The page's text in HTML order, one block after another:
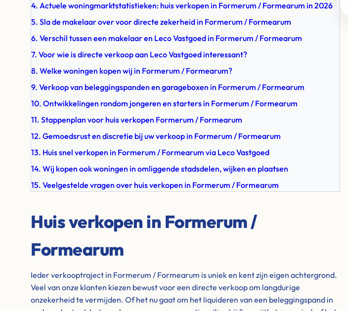
4. Actuele woningmarktstatistieken: huis verkopen in Formerum / Formearum in 2026
5. Sla de makelaar over voor directe zekerheid in Formerum / Formearum
6. Verschil tussen een makelaar en Leco Vastgoed in Formerum / Formearum
7. Voor wie is directe verkoop aan Leco Vastgoed interessant?
8. Welke woningen kopen wij in Formerum / Formearum?
9. Verkoop van beleggingspanden en garageboxen in Formerum / Formearum
10. Ontwikkelingen rondom jongeren en starters in Formerum / Formearum
11. Stappenplan voor huis verkopen Formerum / Formearum
12. Gemoedsrust en discretie bij uw verkoop in Formerum / Formearum
13. Huis snel verkopen in Formerum / Formearum via Leco Vastgoed
14. Wij kopen ook woningen in omliggende stadsdelen, wijken en plaatsen
15. Veelgestelde vragen over huis verkopen in Formerum / Formearum
Huis verkopen in Formerum /
Formearum
Ieder verkooptraject in Formerum / Formearum is uniek en kent zijn eigen achtergrond.
Veel van onze klanten kiezen bewust voor een directe verkoop om langdurige
onzekerheid te vermijden. Of het nu gaat om het liquideren van een beleggingspand in